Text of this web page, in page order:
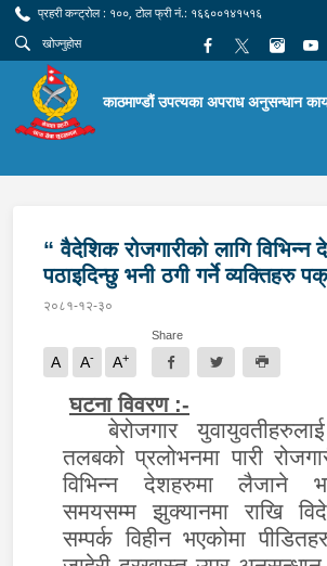
प्रहरी कन्ट्रोल : १००, टोल फ्री नं.: १६६००१४१५१६
काठमाण्डौं उपत्यका अपराध अनुसन्धान
“ वैदेशिक रोजगारीको लागि विभिन्न
पठाइदिन्छु भनी ठगी गर्ने व्यक्तिहरु
२०८१-१२-३०
A A- A+
Share
घटना विवरण :-
बेरोजगार
तलबको प्रलोभनमा पारी
विभिन्न देशहरुमा लैजाने
समयसम्म झुक्यानमा राखि
सम्पर्क विहीन भएकोमा